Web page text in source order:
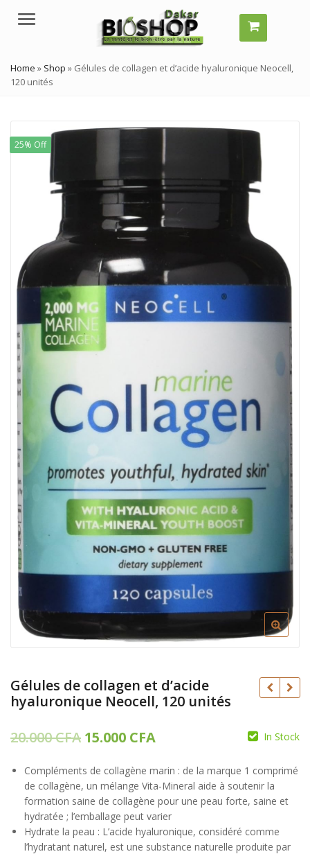
Menu
Home » Shop » Gélules de collagen et d’acide hyaluronique Neocell,
120 unités
25% Off
Gélules de collagen et d’acide
hyaluronique Neocell, 120 unités
20.000CFA
15.000CFA
20.000CFA Le
initial
était :
20.000 CFA.
15.000 CFALe
actuel
est :
15.000 CFA.
In Stock
Compléments de collagène marin : de la marque 1 comprimé
de collagène, un mélange Vita-Mineral aide à soutenir la
formation saine de collagène pour une peau forte, saine et
hydratée ; l’emballage peut varier
Hydrate la peau : L’acide hyaluronique, considéré comme
l’hydratant naturel, est une substance naturelle produite par